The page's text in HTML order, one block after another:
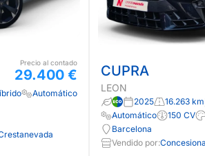
Precio al contado
29.400 €
Automático
CUPRA
LEON
2025 16.263 km
Automático
150 CV
Barcelona
Vendido por: